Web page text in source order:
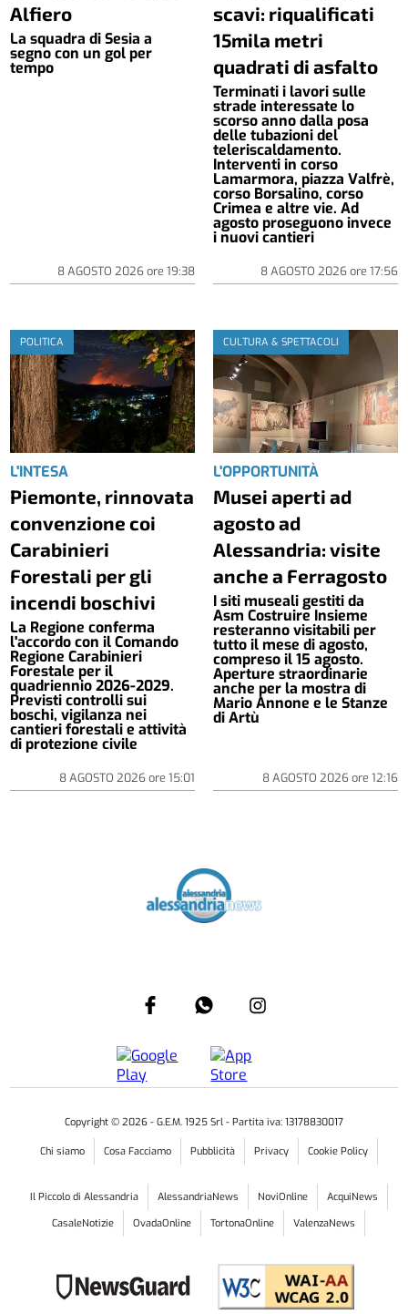
Alfiero
La squadra di Sesia a
segno con un gol per
tempo
8 AGOSTO 2026ore 19:38
scavi: riqualificati
15mila metri
quadrati di asfalto
Terminati i lavori sulle
strade interessate lo
scorso anno dalla posa
delle tubazioni del
teleriscaldamento.
Interventi in corso
Lamarmora, piazza Valfrè,
corso Borsalino, corso
Crimea e altre vie. Ad
agosto proseguono invece
i nuovi cantieri
8 AGOSTO 2026ore 17:56
POLITICA
L'INTESA
Piemonte, rinnovata
convenzione coi
Carabinieri
Forestali per gli
incendi boschivi
La Regione conferma
l'accordo con il Comando
Regione Carabinieri
Forestale per il
quadriennio 2026-2029.
Previsti controlli sui
boschi, vigilanza nei
cantieri forestali e attività
di protezione civile
8 AGOSTO 2026ore 15:01
CULTURA & SPETTACOLI
L'OPPORTUNITÀ
Musei aperti ad
agosto ad
Alessandria: visite
anche a Ferragosto
I siti museali gestiti da
Asm Costruire Insieme
resteranno visitabili per
tutto il mese di agosto,
compreso il 15 agosto.
Aperture straordinarie
anche per la mostra di
Mario Annone e le Stanze
di Artù
8 AGOSTO 2026ore 12:16
Copyright © 2026 - G.E.M. 1925 Srl - Partita iva: 13178830017
Chi siamo Cosa Facciamo Pubblicità Privacy Cookie Policy
Il Piccolo di Alessandria AlessandriaNews NoviOnline
AcquiNews
CasaleNotizie
OvadaOnline TortonaOnline ValenzaNews